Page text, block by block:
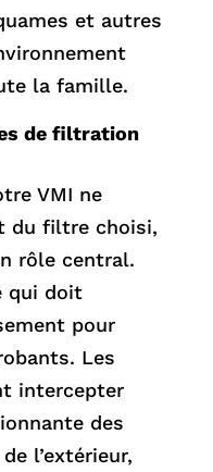
et autres
la famille.
de filtration
VMI ne
du filtre choisi,
rôle central.
qui doit
pour
Les
intercepter
des
l’extérieur,